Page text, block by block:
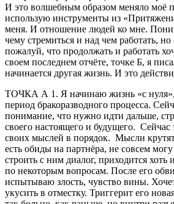
И это волшебным образом меняло моё
использую инструменты из
меня. И отношение людей ко мне.
чему стремиться и над чем работать, но
пожалуй, что продолжать и работать
своем последнем отчёте, точке Б, я
начинается другая жизнь. И это
ТОЧКА А 1. Я начинаю жизнь «с нуля»,
период бракоразводного процесса.
понимание, что нужно идти дальше,
своего настоящего и будущего. Сейчас
своих мыслей в порядок. Мысли
есть обиды на партнёра, не совсем
строить с ним диалог, приходится хоть
по некоторым вопросам. После его
испытываю злость, чувство вины.
укусить в отместку. Триггерит его